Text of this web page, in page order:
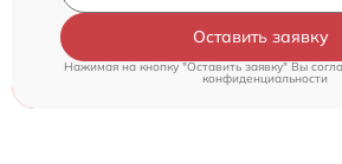
Оставить заявку
Нажимая на кнопку "Оставить заявку" Вы
конфиденциальности